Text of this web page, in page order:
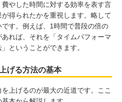
やした時間に対する効率を表す言
得られたかを重視します。略して
す。例えば、1時間で普段の倍の
れば、それを「タイムパフォーマ
ということができます。
げる方法の基本
上げるのが最大の近道です。ここ